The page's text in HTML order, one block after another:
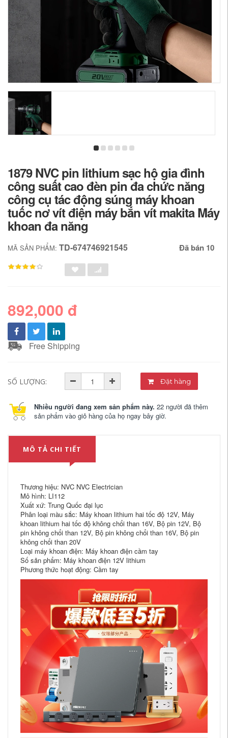
1879 NVC pin lithium sạc hộ gia đình
công suất cao đèn pin đa chức năng
công cụ tác động súng máy khoan
tuốc nơ vít điện máy bắn vít makita Máy
khoan đa năng
MÃ SẢN PHẨM: TD-674746921545 Đã bán 10
892,000 đ
Free Shipping
SỐ LƯỢNG: Đặt hàng
Nhiều người đang xem sản phẩm này. 22 người đã thêm
sản phẩm vào giỏ hàng của họ ngay bây giờ.
MÔ TẢ CHI TIẾT
Thương hiệu: NVC NVC Electrician
Mô hình: LI112
Xuất xứ: Trung Quốc đại lục
Phân loại màu sắc: Máy khoan lithium hai tốc độ 12V, Máy
khoan lithium hai tốc độ không chổi than 16V, Bộ pin 12V, Bộ
pin không chổi than 12V, Bộ pin không chổi than 16V, Bộ pin
không chổi than 20V
Loại máy khoan điện: Máy khoan điện cầm tay
Số sản phẩm: Máy khoan điện 12V lithium
Phương thức hoạt động: Cầm tay